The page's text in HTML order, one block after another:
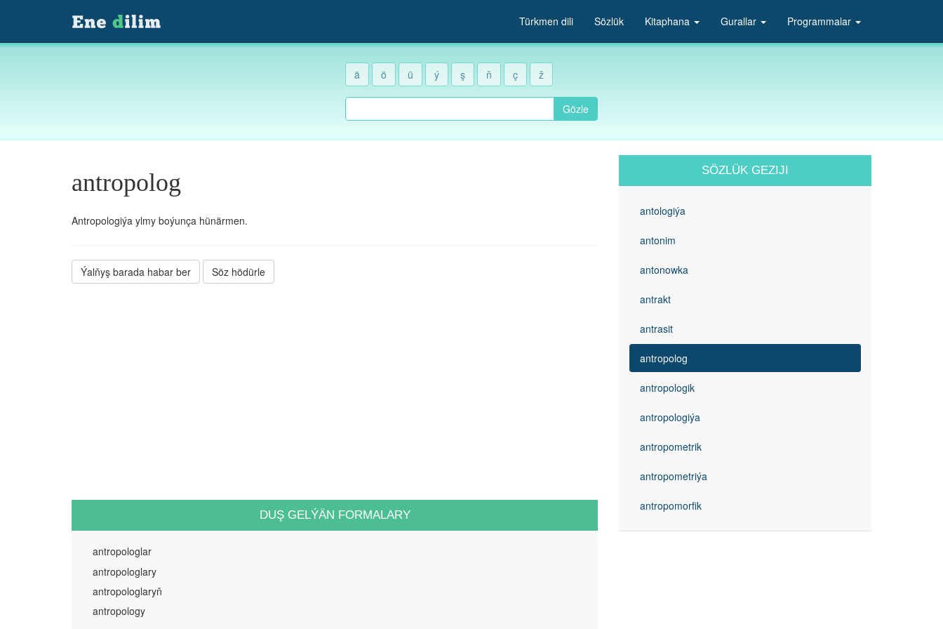
Türkmen dili Sözlük Kitaphana Gurallar Programmalar
ä ö ü ý ş ň ç ž
Gözle
antropolog
Antropologiýa ylmy boýunça hünärmen.
Ýalňyş barada habar ber Söz hödürle
DUŞ GELÝÄN FORMALARY
antropologlar
antropologlary
antropologlaryň
antropology
SÖZLÜK GEZIJI
antologiýa
antonim
antonowka
antrakt
antrasit
antropolog
antropologik
antropologiýa
antropometrik
antropometriýa
antropomorfik